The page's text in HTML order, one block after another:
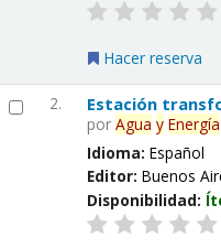
Hacer reserva
2. Estación
porAgua y Energía
Idioma:Español
Editor:Buenos
Disponibilidad: